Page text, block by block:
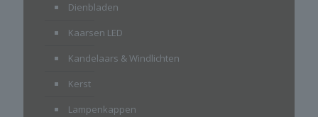
Dienbladen
Kaarsen LED
Kandelaars & Windlichten
Kerst
Lampenkappen